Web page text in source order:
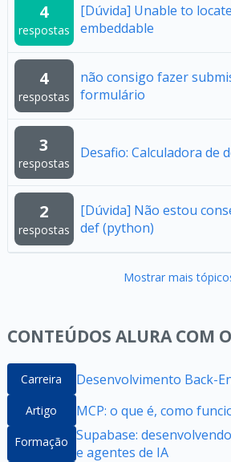
4
respostas
[Dúvida] Unable to
embeddable
4
respostas
não consigo fazer
formulário
3
respostas
Desafio: Calculadora de
2
respostas
[Dúvida] Não estou
def (python)
Mostrar mais
CONTEÚDOS ALURA COM
Carreira Desenvolvimento Back-
Artigo MCP: o que é, como
Formação Supabase:
e agentes de IA